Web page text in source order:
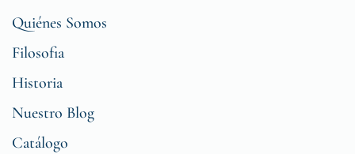
Quiénes Somos
Filosofia
Historia
Nuestro Blog
Catálogo